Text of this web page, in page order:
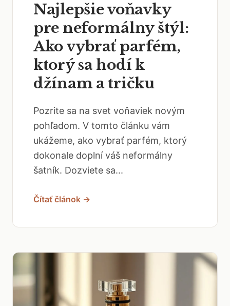
Najlepšie voňavky
pre neformálny štýl:
Ako vybrať parfém,
ktorý sa hodí k
džínam a tričku
Pozrite sa na svet voňaviek novým
pohľadom. V tomto článku vám
ukážeme, ako vybrať parfém, ktorý
dokonale doplní váš neformálny
šatník. Dozviete sa...
Čítať článok →